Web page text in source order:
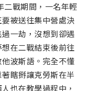
二戰期間，一名年輕
被送往集中營處決
一劫，沒想到卻遇
在二戰結束後前往
波斯語。完全不懂
瞎掰讓克勞斯在半
也在教學過程中，